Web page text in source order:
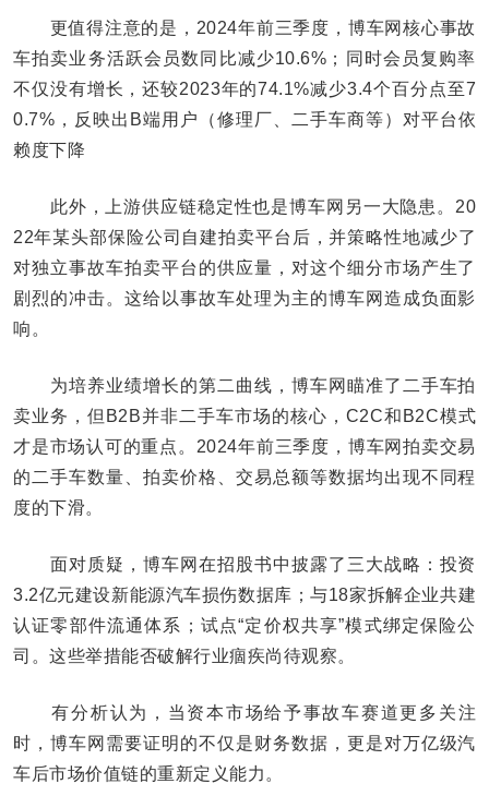
更值得注意的是，2024年前三季度，博车网核心事故
车拍卖业务活跃会员数同比减少10.6%；同时会员复购率
不仅没有增长，还较2023年的74.1%减少3.4个百分点至7
0.7%，反映出B端用户（修理厂、二手车商等）对平台依
赖度下降
此外，上游供应链稳定性也是博车网另一大隐患。20
22年某头部保险公司自建拍卖平台后，并策略性地减少了
对独立事故车拍卖平台的供应量，对这个细分市场产生了
剧烈的冲击。这给以事故车处理为主的博车网造成负面影
响。
为培养业绩增长的第二曲线，博车网瞄准了二手车拍
卖业务，但B2B并非二手车市场的核心，C2C和B2C模式
才是市场认可的重点。2024年前三季度，博车网拍卖交易
的二手车数量、拍卖价格、交易总额等数据均出现不同程
度的下滑。
面对质疑，博车网在招股书中披露了三大战略：投资
3.2亿元建设新能源汽车损伤数据库；与18家拆解企业共建
认证零部件流通体系；试点“定价权共享”模式绑定保险公
司。这些举措能否破解行业痼疾尚待观察。
有分析认为，当资本市场给予事故车赛道更多关注
时，博车网需要证明的不仅是财务数据，更是对万亿级汽
车后市场价值链的重新定义能力。